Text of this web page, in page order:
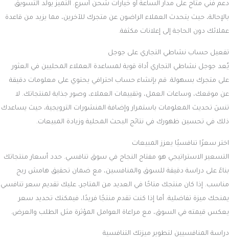
دعم فني متاح على مدار الساعة أو خيارات شحن أسرع. التميز يولّد التسويق
بالإحالة، حيث يتحدث العملاء الراضون عن متجرك للآخرين، مما يزيد من قاعدة
عملائك دون الحاجة إلى إعلانات مكثفة.
تفعيل حساب نشاطي التجاري على جوجل
يُعد جوجل نشاطي التجاري أداة قوية لمساعدة العملاء المحليين في العثور
على متجرك بسهولة. قم بإنشاء حساب احترافي يحتوي على معلومات دقيقة
عن موقعك، وساعات العمل، وتقييمات العملاء، وصور جذابة لمنتجاتك. لا
تنسَ تحديث المعلومات باستمرار وإضافة المنشورات الترويجية، حيث يساعدك
ذلك في تحسين ظهورك في نتائج البحث المحلية وزيادة المبيعات.
اختر سعرًا تنافسيًا يعزز المبيعات
التسعير الاستراتيجي هو مفتاح النجاح في سوق تنافسي. حدد أسعار منتجاتك
بناءً على دراسة دقيقة للسوق والمنافسين، مع ضمان تحقيق هامش ربح
مناسب. إذا كان منتجك متاحًا في العديد من المتاجر، عليك تقديم سعر تنافسي
يمنحك ميزة تفاضلية. أما إذا كنت تقدم منتجًا فريدًا، فيمكنك تحديد سعر
يعكس قيمته في السوق، مع مراعاة العوامل المؤثرة مثل الطلب والعرض.
دراسة المنافسيين لتطوير ميزتك التنافسية